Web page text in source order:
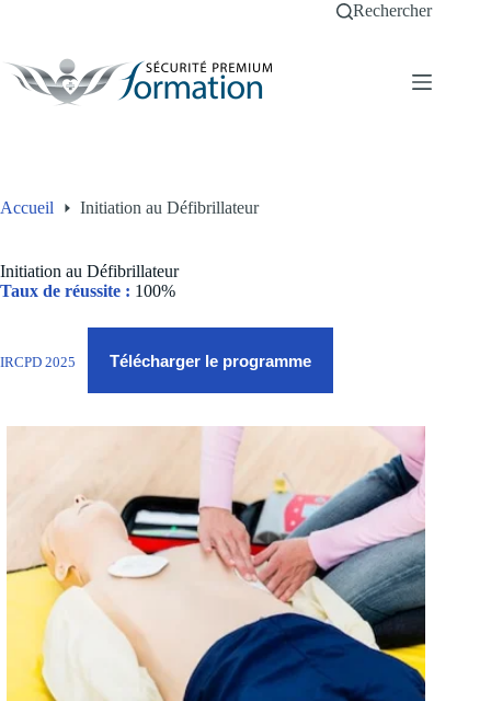
Rechercher
Accueil Initiation au Défibrillateur
Initiation au Défibrillateur
Taux de réussite : 100%
IRCPD 2025 Télécharger le programme